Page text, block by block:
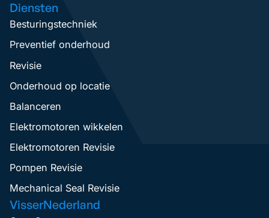
Diensten
Besturingstechniek
Preventief onderhoud
Revisie
Onderhoud op locatie
Balanceren
Elektromotoren wikkelen
Elektromotoren Revisie
Pompen Revisie
Mechanical Seal Revisie
VisserNederland